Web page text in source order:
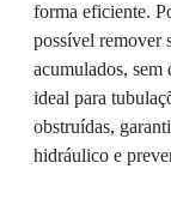
forma eficiente.
possível remover
acumulados, sem
ideal para
obstruídas,
hidráulico e